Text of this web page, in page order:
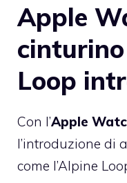
Apple
Loop
Con l’Apple
l’introduzione di
come l’Alpine